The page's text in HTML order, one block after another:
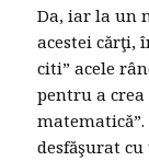
Da, iar la un
acestei cărţi,
citi” acele
pentru a
desfăşurat